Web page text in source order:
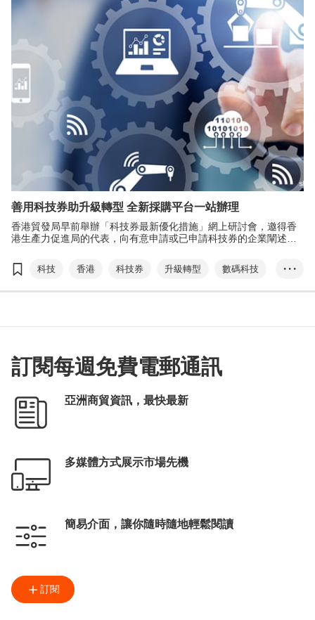
Sew Solution Limi...
全成型針織毛衣
善用科技券助升級轉型 全新採購平台一站辦理
香港貿發局早前舉辦「科技券最新優化措施」網上研討會，邀得香
港生產力促進局的代表，向有意申請或已申請科技券的企業闡述計
科技 香港 科技券 升級轉型
數碼科技
TVP ePROQ
創新科技署 資助易
資助通
• • •
訂閱每週免費電郵通訊
亞洲商貿資訊，最快最新
多媒體方式展示市場先機
簡易介面，讓你隨時隨地輕鬆閱讀
訂閱